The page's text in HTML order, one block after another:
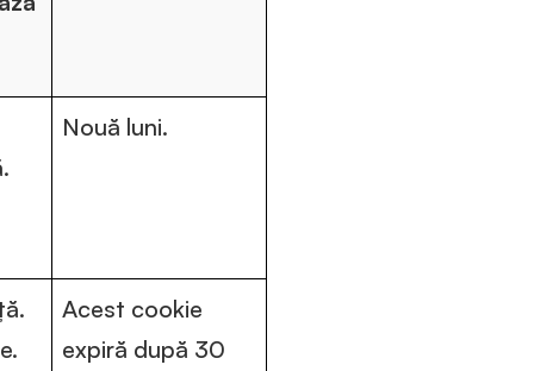
Nouă luni.
Acest cookie
expiră după 30